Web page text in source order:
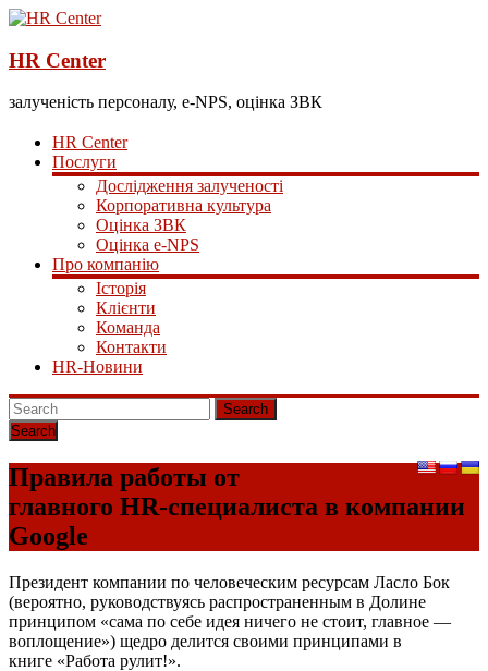
HR Center
залученість персоналу, e-NPS, оцінка ЗВК
HR Center
Послуги
Дослідження залученості
Корпоративна культура
Оцінка ЗВК
Оцінка e-NPS
Про компанію
Історія
Клієнти
Команда
Контакти
HR-Новини
Search
Правила работы от
главного HR-специалиста в компании
Google
Президент компании по человеческим ресурсам Ласло Бок
(вероятно, руководствуясь распространенным в Долине
принципом «сама по себе идея ничего не стоит, главное —
воплощение») щедро делится своими принципами в
книге «Работа рулит!».